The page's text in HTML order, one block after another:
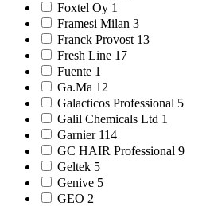
Foxtel Oy 1
Framesi Milan 3
Franck Provost 13
Fresh Line 17
Fuente 1
Ga.Ma 12
Galacticos Professional 5
Galil Chemicals Ltd 1
Garnier 114
GC HAIR Professional 9
Geltek 5
Genive 5
GEO 2